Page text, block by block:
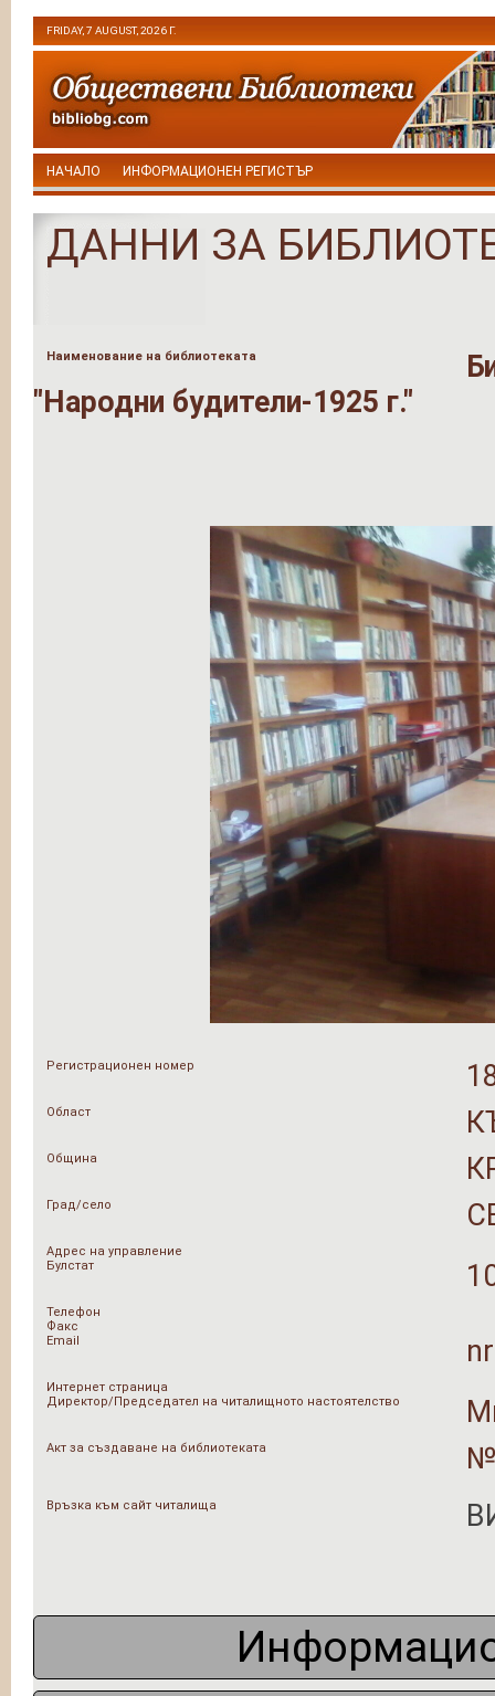
FRIDAY, 7 AUGUST, 2026 Г.
НАЧАЛО ИНФОРМАЦИОНЕН РЕГИСТЪР
ДАННИ ЗА
Наименование на библиотеката
"Народни будители-1925 г."
Регистрационен номер
Област
Община
Град/село
Адрес на управление
Булстат
Телефон
Факс
Email
Интернет страница
Директор/Председател на читалищното настоятелство
Акт за създаване на библиотеката
Връзка към сайт читалища